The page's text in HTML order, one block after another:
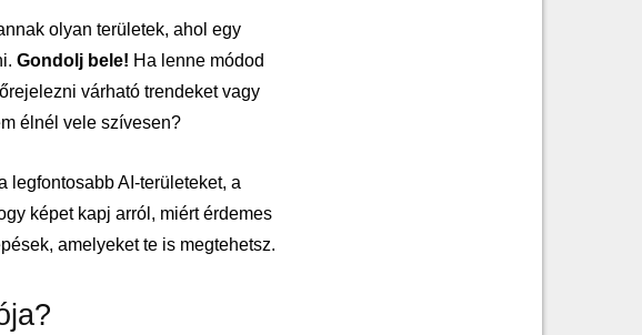
olyan területek, ahol egy
Gondolj bele! Ha lenne módod
várható trendeket vagy
élnél vele szívesen?
legfontosabb AI-területeket, a
képet kapj arról, miért érdemes
amelyeket te is megtehetsz.